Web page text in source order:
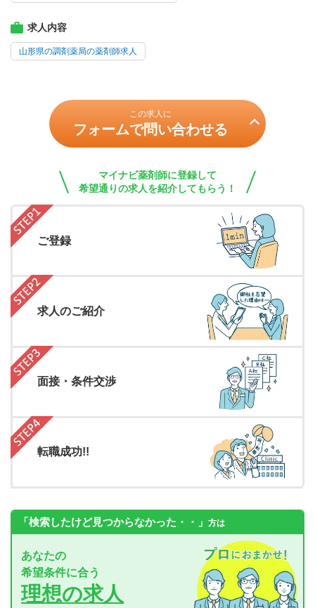
求人内容
山形県の調剤薬局の薬剤師求人
この求人に
フォームで問い合わせる
マイナビ薬剤師に登録して
希望通りの求人を紹介してもらう！
ご登録
求人のご紹介
面接・条件交渉
転職成功!!
「検索したけど見つからなかった・・」 方は
あなたの
希望条件に合う
理想の求人